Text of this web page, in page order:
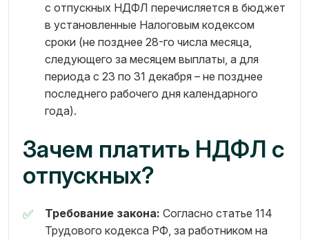
с отпускных НДФЛ перечисляется в бюджет
в установленные Налоговым кодексом
сроки (не позднее 28-го числа месяца,
следующего за месяцем выплаты, а для
периода с 23 по 31 декабря – не позднее
последнего рабочего дня календарного
года).
Зачем платить НДФЛ с
отпускных?
Требование закона: Согласно статье 114
Трудового кодекса РФ, за работником на